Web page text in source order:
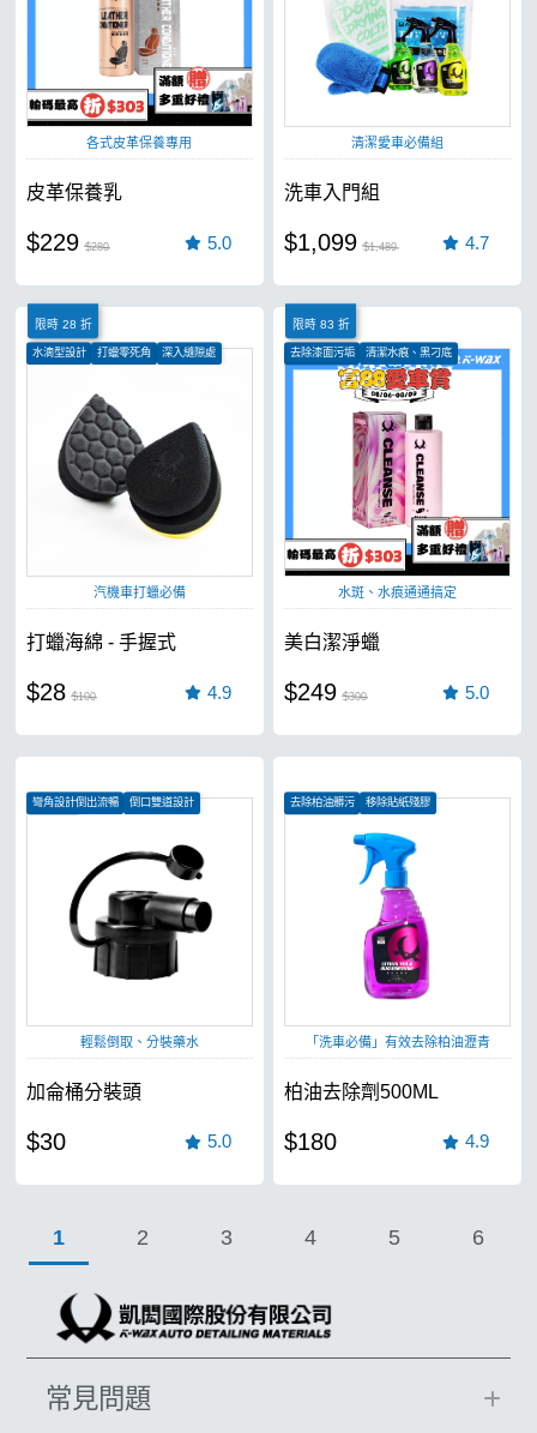
各式皮革保養專用
皮革保養乳
$229 $280 5.0
清潔愛車必備組
洗車入門組
$1,099 $1,489 4.7
限時 28 折
水滴型設計 打蠟零死角 深入縫隙處
汽機車打蠟必備
打蠟海綿 - 手握式
$28 $100 4.9
限時 83 折
去除漆面污垢
清潔水痕、黑刁底
恢復漆面光澤
水斑、水痕通通搞定
美白潔淨蠟
$249 $300 5.0
彎角設計倒出流暢
倒口雙道設計
輕鬆倒取、分裝藥水
加侖桶分裝頭
$30 5.0
去除柏油髒污
移除貼紙殘膠
「洗車必備」有效去除柏油瀝青
柏油去除劑500ML
$180 4.9
1 2 3 4 5 6
常見問題